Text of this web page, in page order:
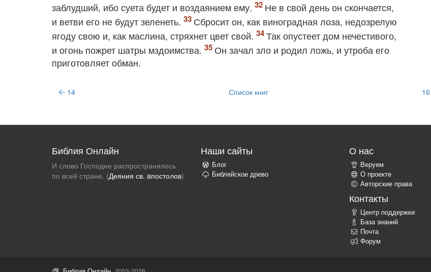
заблудший, ибо суета будет и воздаянием ему.
Не в свой день он скончается,
и ветви его не будут зеленеть.
Сбросит он, как виноградная лоза, недозрелую
ягоду свою и, как маслина, стряхнет цвет свой.
Так опустеет дом нечестивого,
и огонь пожрет шатры мздоимства.
Он зачал зло и родил ложь, и утроба его
приготовляет обман.
14 Список книг
Библия Онлайн
И слово Господне распространялось
по всей стране. (Деяния св. aпостолов)
Наши сайты
Блог
Библейское древо
О нас
Веруем
О проекте
Авторские права
Контакты
Центр поддержки
База знаний
Почта
Форум